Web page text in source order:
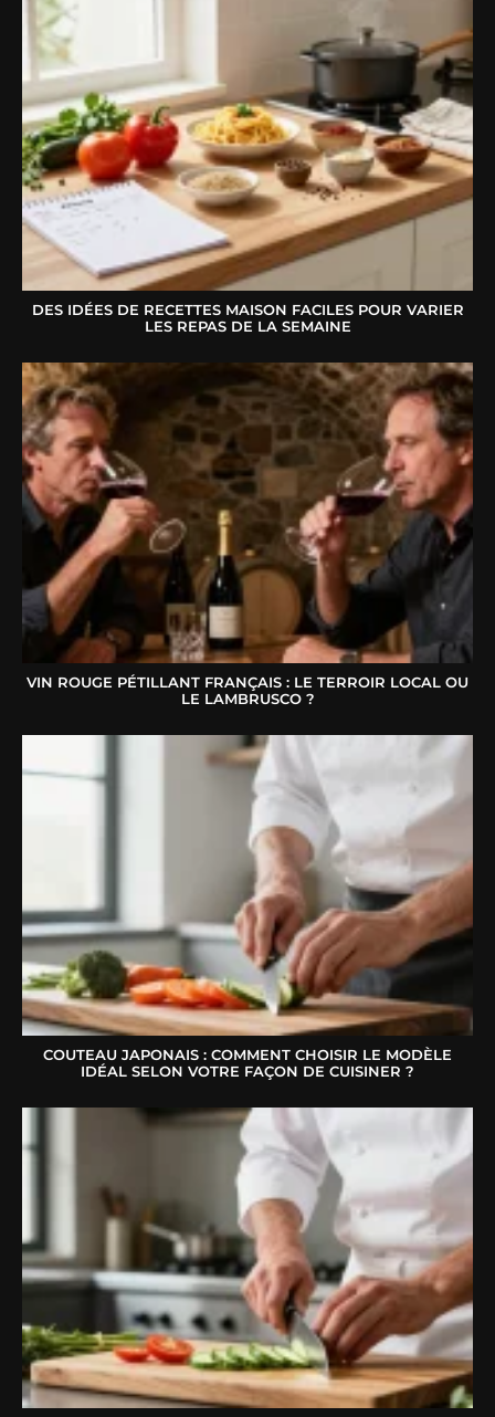
DES IDÉES DE RECETTES MAISON FACILES POUR VARIER
LES REPAS DE LA SEMAINE
VIN ROUGE PÉTILLANT FRANÇAIS : LE TERROIR LOCAL OU
LE LAMBRUSCO ?
COUTEAU JAPONAIS : COMMENT CHOISIR LE MODÈLE
IDÉAL SELON VOTRE FAÇON DE CUISINER ?